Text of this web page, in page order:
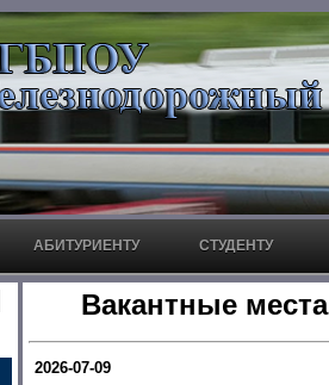
АБИТУРИЕНТУ СТУДЕНТУ
Вакантные
2026-07-09